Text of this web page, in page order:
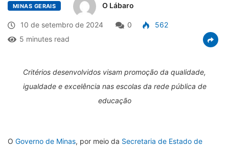
MINAS GERAIS O Lábaro
10 de setembro de 2024 0
562
5 minutes read
Critérios desenvolvidos visam promoção da qualidade,
igualdade e excelência nas escolas da rede pública de
educação
O Governo de Minas, por meio da Secretaria de Estado de